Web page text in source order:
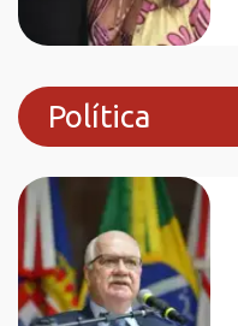
Política